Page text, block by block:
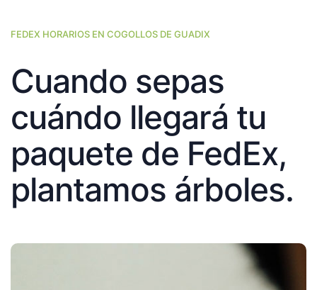
FEDEX HORARIOS EN COGOLLOS DE GUADIX
Cuando sepas
cuándo llegará tu
paquete de FedEx,
plantamos árboles.